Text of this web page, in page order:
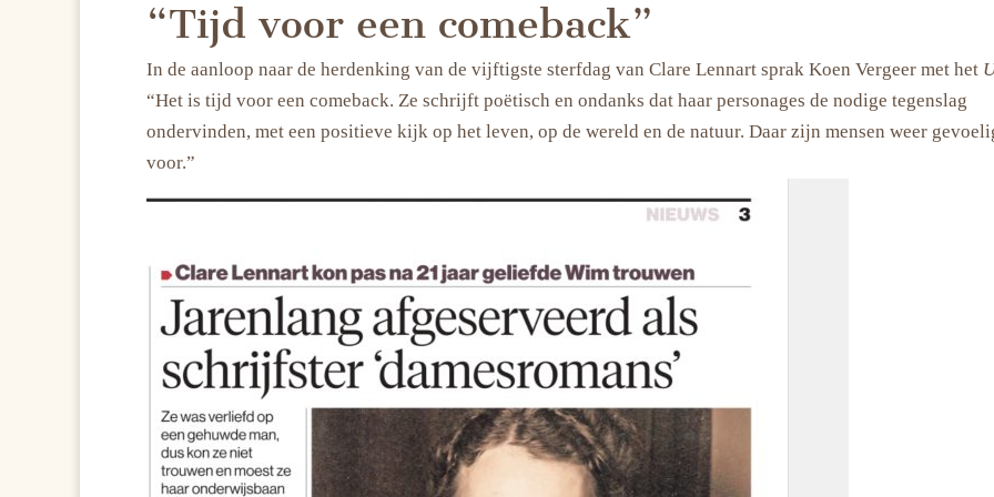
“Tijd voor een comeback”
In de aanloop naar de herdenking van de vijftigste sterfdag van Clare Lennart sprak Koen Vergeer met het
“Het is tijd voor een comeback. Ze schrijft poëtisch en ondanks dat haar personages de nodige tegenslag
ondervinden, met een positieve kijk op het leven, op de wereld en de natuur. Daar zijn mensen weer
voor.”